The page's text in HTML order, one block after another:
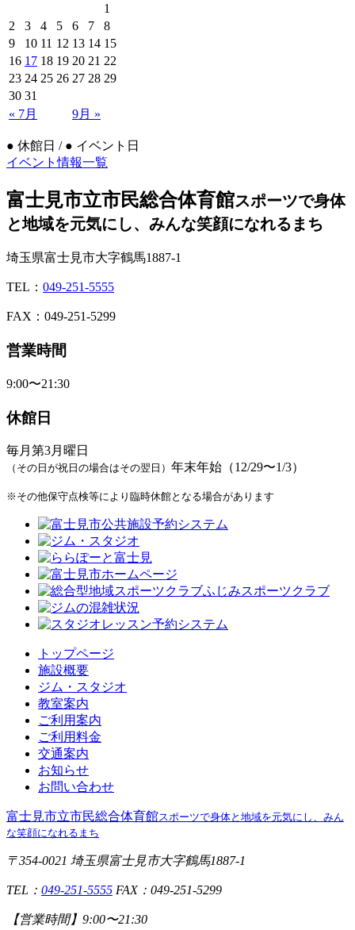
1
2
3 4 5 6 7
8
9
10 11 12 13 14 15
16 17 18 19 20 21 22
23 24 25 26 27 28 29
30 31
« 7月
9月 »
● 休館日 / ● イベント日
イベント情報一覧
富士見市立市民総合体育館スポーツで身体
と地域を元気にし、みんな笑顔になれるまち
埼玉県富士見市大字鶴馬1887-1
TEL： 049-251-5555
FAX：049-251-5299
営業時間
9:00〜21:30
休館日
毎月第3月曜日
（その日が祝日の場合はその翌日） 年末年始（12/29〜1/3）
※その他保守点検等により臨時休館となる場合があります
トップページ
施設概要
ジム・スタジオ
教室案内
ご利用案内
ご利用料金
交通案内
お知らせ
お問い合わせ
富士見市立市民総合体育館スポーツで身体と地域を元気にし、みん
な笑顔になれるまち
〒354-0021 埼玉県富士見市大字鶴馬1887-1
TEL： 049-251-5555 FAX：049-251-5299
【営業時間】 9:00〜21:30